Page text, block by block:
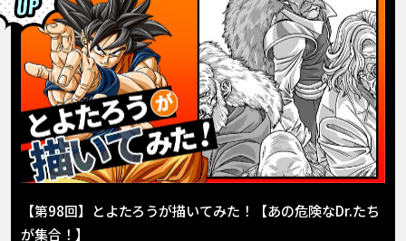
【第98回】とよたろうが描いてみた！【あの危険なDr.たち
が集合！】